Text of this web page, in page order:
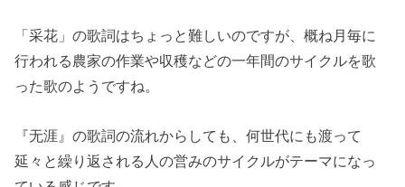
「采花」の歌詞はちょっと難しいのですが、概ね月毎に
行われる農家の作業や収穫などの一年間のサイクルを歌
った歌のようですね。
『无涯』の歌詞の流れからしても、何世代にも渡って
延々と繰り返される人の営みのサイクルがテーマになっ